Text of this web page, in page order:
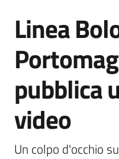
Novità
Servizi
Leggi
Atti
Bandi
Salta al contenuto
Linea
pubblica
video
Un colpo d'occhio